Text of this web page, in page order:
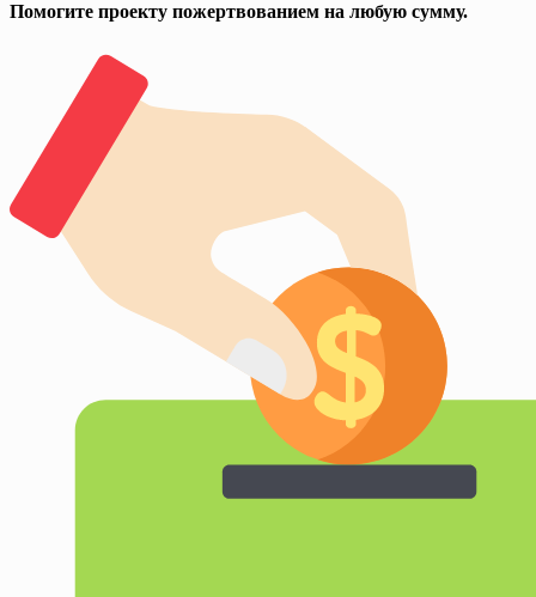
Помогите проекту пожертвованием на любую сумму.